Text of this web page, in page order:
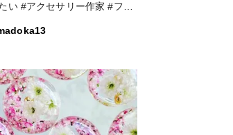
い #アクセサリー作家 #フラ
セサリー #フラワーアクセサ
#レジン大好き #レジン好き
#お知らせ #販売会 #かす
セサリー #アクセサリー部 #
イヤリング #ピアス